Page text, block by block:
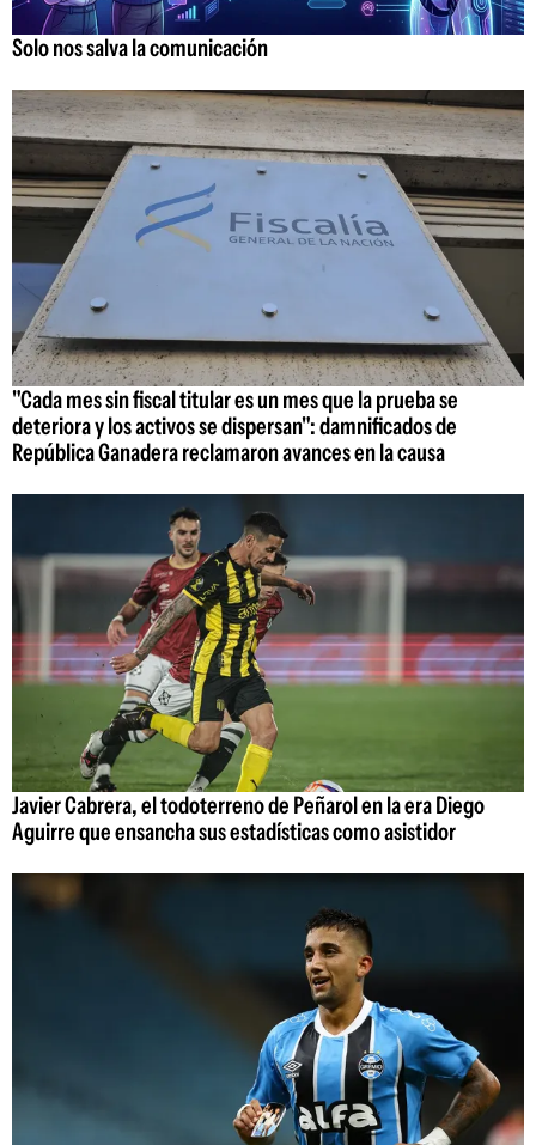
Solo nos salva la comunicación
"Cada mes sin fiscal titular es un mes que la prueba se
deteriora y los activos se dispersan": damnificados de
República Ganadera reclamaron avances en la causa
Javier Cabrera, el todoterreno de Peñarol en la era Diego
Aguirre que ensancha sus estadísticas como asistidor